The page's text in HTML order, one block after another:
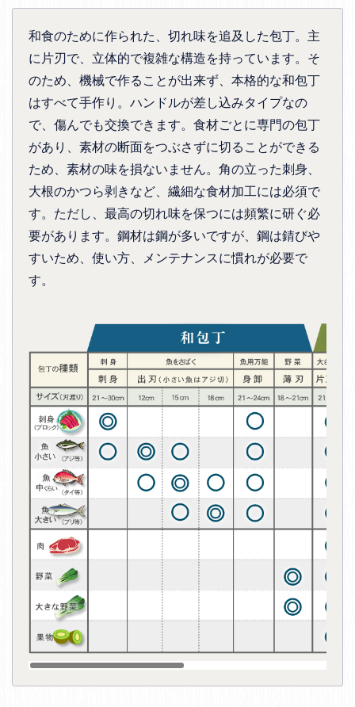
和食のために作られた、切れ味を追及した包丁。主
に片刃で、立体的で複雑な構造を持っています。そ
のため、機械で作ることが出来ず、本格的な和包丁
はすべて手作り。ハンドルが差し込みタイプなの
で、傷んでも交換できます。食材ごとに専門の包丁
があり、素材の断面をつぶさずに切ることができる
ため、素材の味を損ないません。角の立った刺身、
大根のかつら剥きなど、繊細な食材加工には必須で
す。ただし、最高の切れ味を保つには頻繁に研ぐ必
要があります。鋼材は鋼が多いですが、鋼は錆びや
すいため、使い方、メンテナンスに慣れが必要で
す。